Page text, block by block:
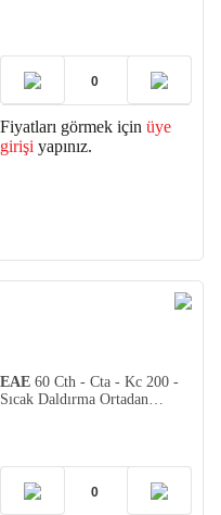
Fiyatları görmek için üye
girişi yapınız.
EAE 60 Cth - Cta - Kc 200 -
Sıcak Daldırma Ortadan